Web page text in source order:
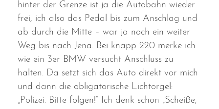
hinter der Grenze ist ja die Autobahn wieder
frei, ich also das Pedal bis zum Anschlag und
ab durch die Mitte – war ja noch ein weiter
Weg bis nach Jena. Bei knapp 220 merke ich
wie ein 3er BMW versucht Anschluss zu
halten. Da setzt sich das Auto direkt vor mich
und dann die obligatorische Lichtorgel:
„Polizei. Bitte folgen!“ Ich denk schon „Scheiße,